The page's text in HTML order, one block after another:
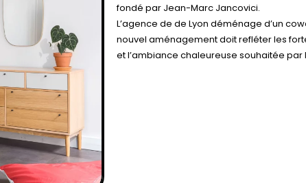
fondé par Jean-Marc Jancovici.
L’agence de de Lyon déménage d’un
nouvel aménagement doit refléter les
et l’ambiance chaleureuse souhaitée